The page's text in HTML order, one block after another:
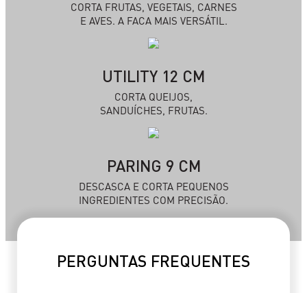
CORTA FRUTAS, VEGETAIS, CARNES
E AVES. A FACA MAIS VERSÁTIL.
UTILITY 12 CM
CORTA QUEIJOS,
SANDUÍCHES, FRUTAS.
PARING 9 CM
DESCASCA E CORTA PEQUENOS
INGREDIENTES COM PRECISÃO.
PERGUNTAS FREQUENTES